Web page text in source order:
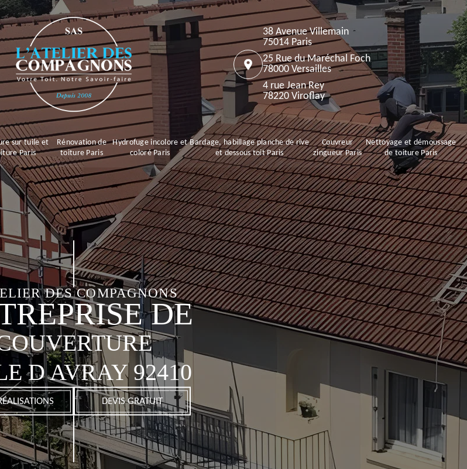
38 Avenue Villemain
75014 Paris
25 Rue du Maréchal Foch
78000 Versailles
4 rue Jean Rey
78220 Viroflay
sur tuile et
Paris
Rénovation de
toiture Paris
Hydrofuge incolore et
coloré Paris
Bardage, habillage planche de rive
et dessous toit Paris
Couvreur
zingueur Paris
Nettoyage et démoussage
de toiture Paris
DES COMPAGNONS
DE
D AVRAY 92410
DEVIS GRATUIT